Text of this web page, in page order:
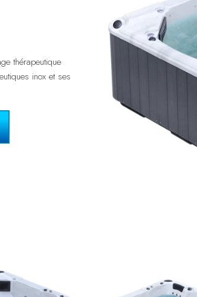
thérapeutique
inox et ses